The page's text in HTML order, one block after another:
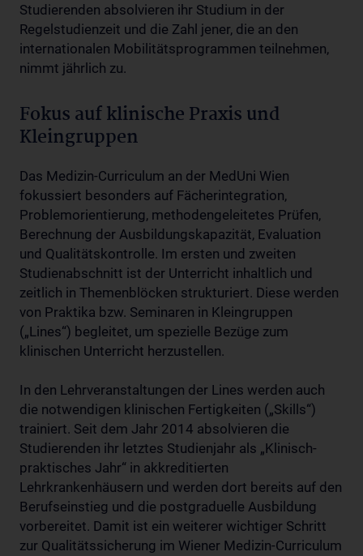
Studierenden absolvieren ihr Studium in der
Regelstudienzeit und die Zahl jener, die an den
internationalen Mobilitätsprogrammen teilnehmen,
nimmt jährlich zu.
Fokus auf klinische Praxis und
Kleingruppen
Das Medizin-Curriculum an der MedUni Wien
fokussiert besonders auf Fächerintegration,
Problemorientierung, methodengeleitetes Prüfen,
Berechnung der Ausbildungskapazität, Evaluation
und Qualitätskontrolle. Im ersten und zweiten
Studienabschnitt ist der Unterricht inhaltlich und
zeitlich in Themenblöcken strukturiert. Diese werden
von Praktika bzw. Seminaren in Kleingruppen
(„Lines“) begleitet, um spezielle Bezüge zum
klinischen Unterricht herzustellen.
In den Lehrveranstaltungen der Lines werden auch
die notwendigen klinischen Fertigkeiten („Skills“)
trainiert. Seit dem Jahr 2014 absolvieren die
Studierenden ihr letztes Studienjahr als „Klinisch-
praktisches Jahr“ in akkreditierten
Lehrkrankenhäusern und werden dort bereits auf den
Berufseinstieg und die postgraduelle Ausbildung
vorbereitet. Damit ist ein weiterer wichtiger Schritt
zur Qualitätssicherung im Wiener Medizin-Curriculum